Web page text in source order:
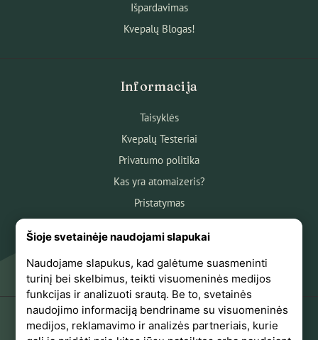
Išpardavimas
Kvepalų Blogas!
Informacija
Taisyklės
Kvepalų Testeriai
Privatumo politika
Kas yra atomaizeris?
Pristatymas
Apie mus
Atsiliepimai
Šioje svetainėje naudojami slapukai
Naudojame slapukus, kad galėtume suasmeninti
turinį bei skelbimus, teikti visuomeninės medijos
funkcijas ir analizuoti srautą. Be to, svetainės
naudojimo informaciją bendriname su visuomeninės
medijos, reklamavimo ir analizės partneriais, kurie